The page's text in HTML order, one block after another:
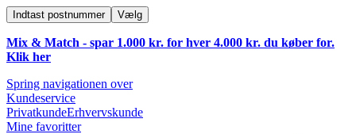
Indtast postnummer Vælg
Mix & Match - spar 1.000 kr. for hver 4.000 kr. du køber for.
Klik her
Spring navigationen over
Kundeservice
PrivatkundeErhvervskunde
Mine favoritter